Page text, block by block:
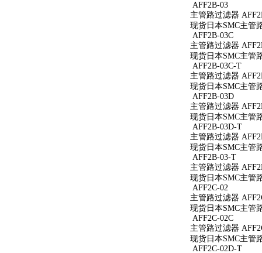
AFF2B-03
主管路过滤器
现货日本SMC主管
AFF2B-03C
主管路过滤器
现货日本SMC主管
AFF2B-03C-T
主管路过滤器
现货日本SMC主管
AFF2B-03D
主管路过滤器
现货日本SMC主管
AFF2B-03D-T
主管路过滤器
现货日本SMC主管
AFF2B-03-T
主管路过滤器
现货日本SMC主管
AFF2C-02
主管路过滤器
现货日本SMC主管
AFF2C-02C
主管路过滤器
现货日本SMC主管
AFF2C-02D-T